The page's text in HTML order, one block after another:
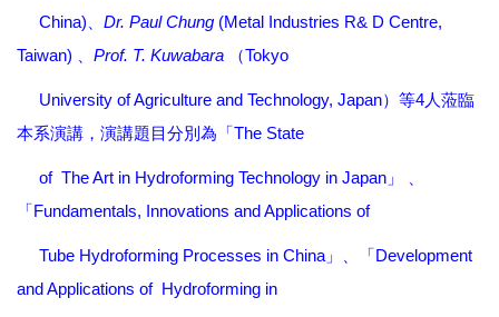
China) Dr. Paul Chung (Metal Industries R& D Centre,
Taiwan)
Prof. T. Kuwabara （Tokyo
University of Agriculture and Technology, Japan）等4人蒞臨
本系演講，演講題目分別為「 The State
of The Art in Hydroforming Technology in Japan 」
「 Fundamentals, Innovations and Applications of
Tube Hydroforming Processes in China 」、「 Development
and Applications of Hydroforming in